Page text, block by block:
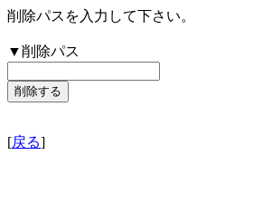
削除パスを入力して下さい。
▼削除パス
[戻る]